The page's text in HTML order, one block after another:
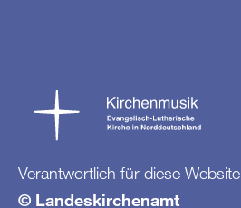
Verantwortlich für diese Website
© Landeskirchenamt